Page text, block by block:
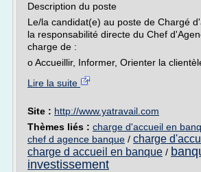
Description du poste
Le/la candidat(e) au poste de Chargé
la responsabilité directe du Chef
charge de :
o Accueillir, Informer, Orienter la
Lire la suite
Site : http://www.yatravail.com
Thèmes liés : charge d'accueil en
chef d agence banque / charge
charge d accueil en banque /
investissement